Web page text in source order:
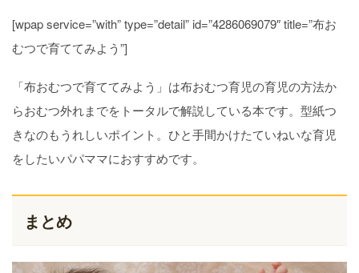
[wpap service=”with” type=”detail” id=”4286069079″ title=”布お
むつで育ててみよう”]
「布おむつで育ててみよう」は布おむつ育児の育児の方法か
らおむつ外れまでをトータルで解説している本です。型紙つ
きなのもうれしいポイント。ひと手間かけたていねいな育児
をしたいパパママにおすすめです。
まとめ